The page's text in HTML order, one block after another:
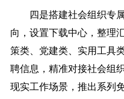
四是搭建社会组织专属
向，设置下载中心，整理
策类、党建类、实用工具
聘信息，精准对接社会组
现实工作场景，推出系列